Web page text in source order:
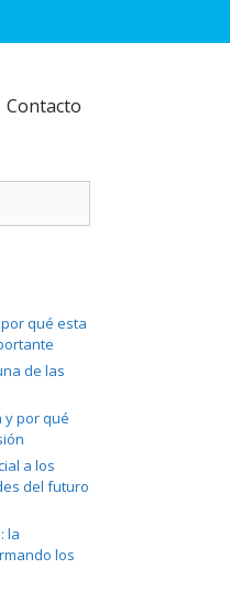
Contacto
qué esta
de las
y por qué
a los
del futuro
la
los